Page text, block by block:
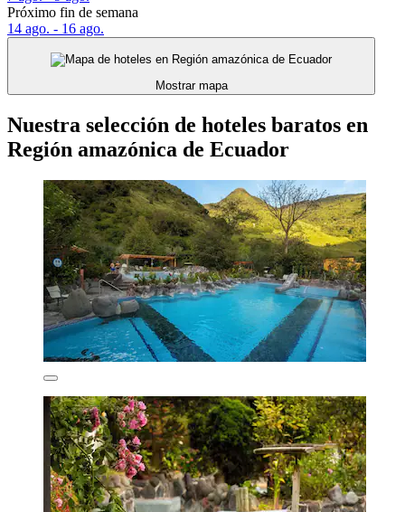
Próximo fin de semana
14 ago. - 16 ago.
Mostrar mapa
Nuestra selección de hoteles baratos en
Región amazónica de Ecuador